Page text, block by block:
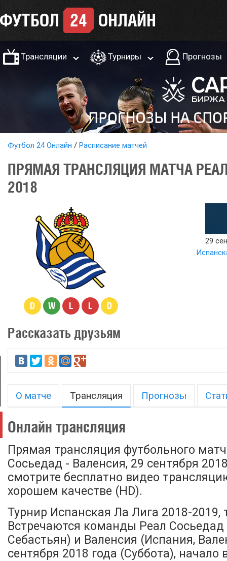
Трансляции Турниры Прогнозы
Футбол 24 Онлайн Расписание матчей
ПРЯМАЯ ТРАНСЛЯЦИЯ МАТЧА
2018
D W L L D
29
Рассказать друзьям
О матче Трансляция Прогнозы
Онлайн трансляция
Прямая трансляция футбольного
Сосьедад - Валенсия, 29 сентября
смотрите бесплатно видео
хорошем качестве (HD).
Турнир Испанская Ла Лига 2018-2019,
Встречаются команды Реал
Себастьян) и Валенсия (Испания,
сентября 2018 года (Суббота), начало